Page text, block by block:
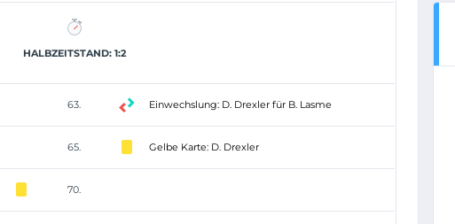
HALBZEITSTAND: 1:2
63. Einwechslung: D. Drexler für B. Lasme
65. Gelbe Karte: D. Drexler
70.